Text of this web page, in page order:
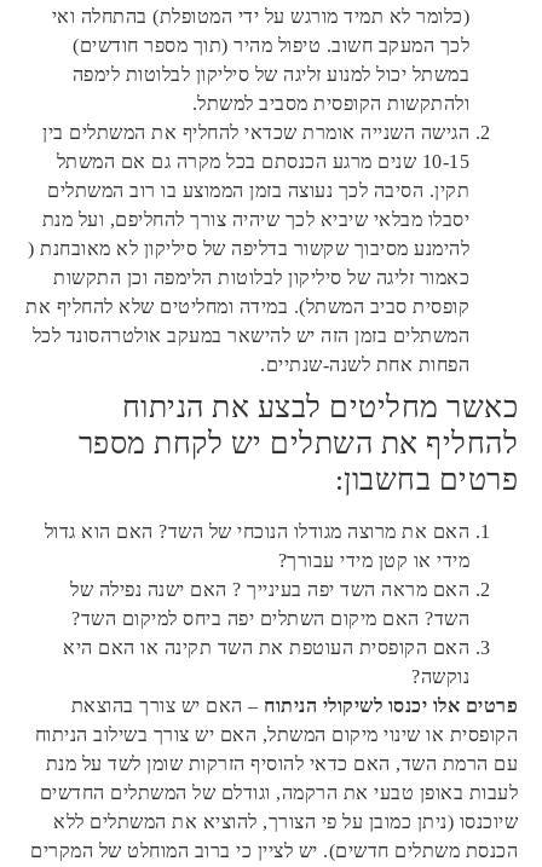
(כלומר לא תמיד מורגש על ידי המטופלת) בהתחלה ואי
לכך המעקב חשוב. טיפול מהיר (תוך מספר חודשים)
במשתל יכול למנוע זליגה של סיליקון לבלוטות לימפה
ולהתקשות הקופסית מסביב למשתל.
הגישה השנייה אומרת שכדאי להחליף את המשתלים בין
10-15 שנים מרגע הכנסתם בכל מקרה גם אם המשתל
תקין. הסיבה לכך נעוצה בזמן הממוצע בו רוב המשתלים
יסבלו מבלאי שיביא לכך שיהיה צורך להחליפם, ועל מנת
להימנע מסיבוך שקשור בדליפה של סיליקון לא מאובחנת (
כאמור זליגה של סיליקון לבלוטות הלימפה וכן התקשות
קופסית סביב המשתל). במידה ומחליטים שלא להחליף את
המשתלים בזמן הזה יש להישאר במעקב אולטרהסונד לכל
הפחות אחת לשנה-שנתיים.
כאשר מחליטים לבצע את הניתוח
להחליף את השתלים יש לקחת מספר
פרטים בחשבון:
האם את מרוצה מגודלו הנוכחי של השד? האם הוא גדול
מידי או קטן מידי עבורך?
האם מראה השד יפה בעינייך ? האם ישנה נפילה של
השד? האם מיקום השתלים יפה ביחס למיקום השד?
האם הקופסית העוטפת את השד תקינה או האם היא
נוקשה?
פרטים אלו יכנסו לשיקולי הניתוח – האם יש צורך בהוצאת
הקופסית או שינוי מיקום המשתל, האם יש צורך בשילוב הניתוח
עם הרמת השד, האם כדאי להוסיף הזרקות שומן לשד על מנת
לעבות באופן טבעי את הרקמה, וגודלם של המשתלים החדשים
שיוכנסו (ניתן כמובן על פי הצורך, להוציא את המשתלים ללא
הכנסת משתלים חדשים). יש לציין כי ברוב המוחלט של המקרים